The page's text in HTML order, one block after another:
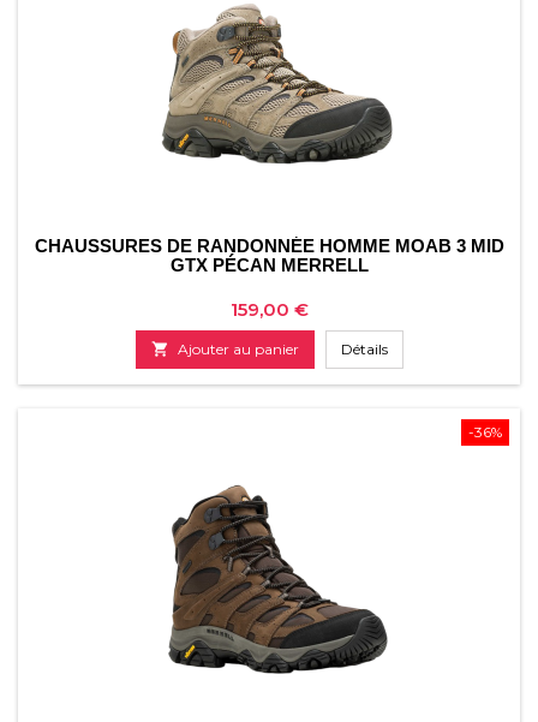
CHAUSSURES DE RANDONNÉE HOMME MOAB 3 MID
GTX PÉCAN MERRELL
Prix
159,00 €
 Ajouter au panier Détails
-36%